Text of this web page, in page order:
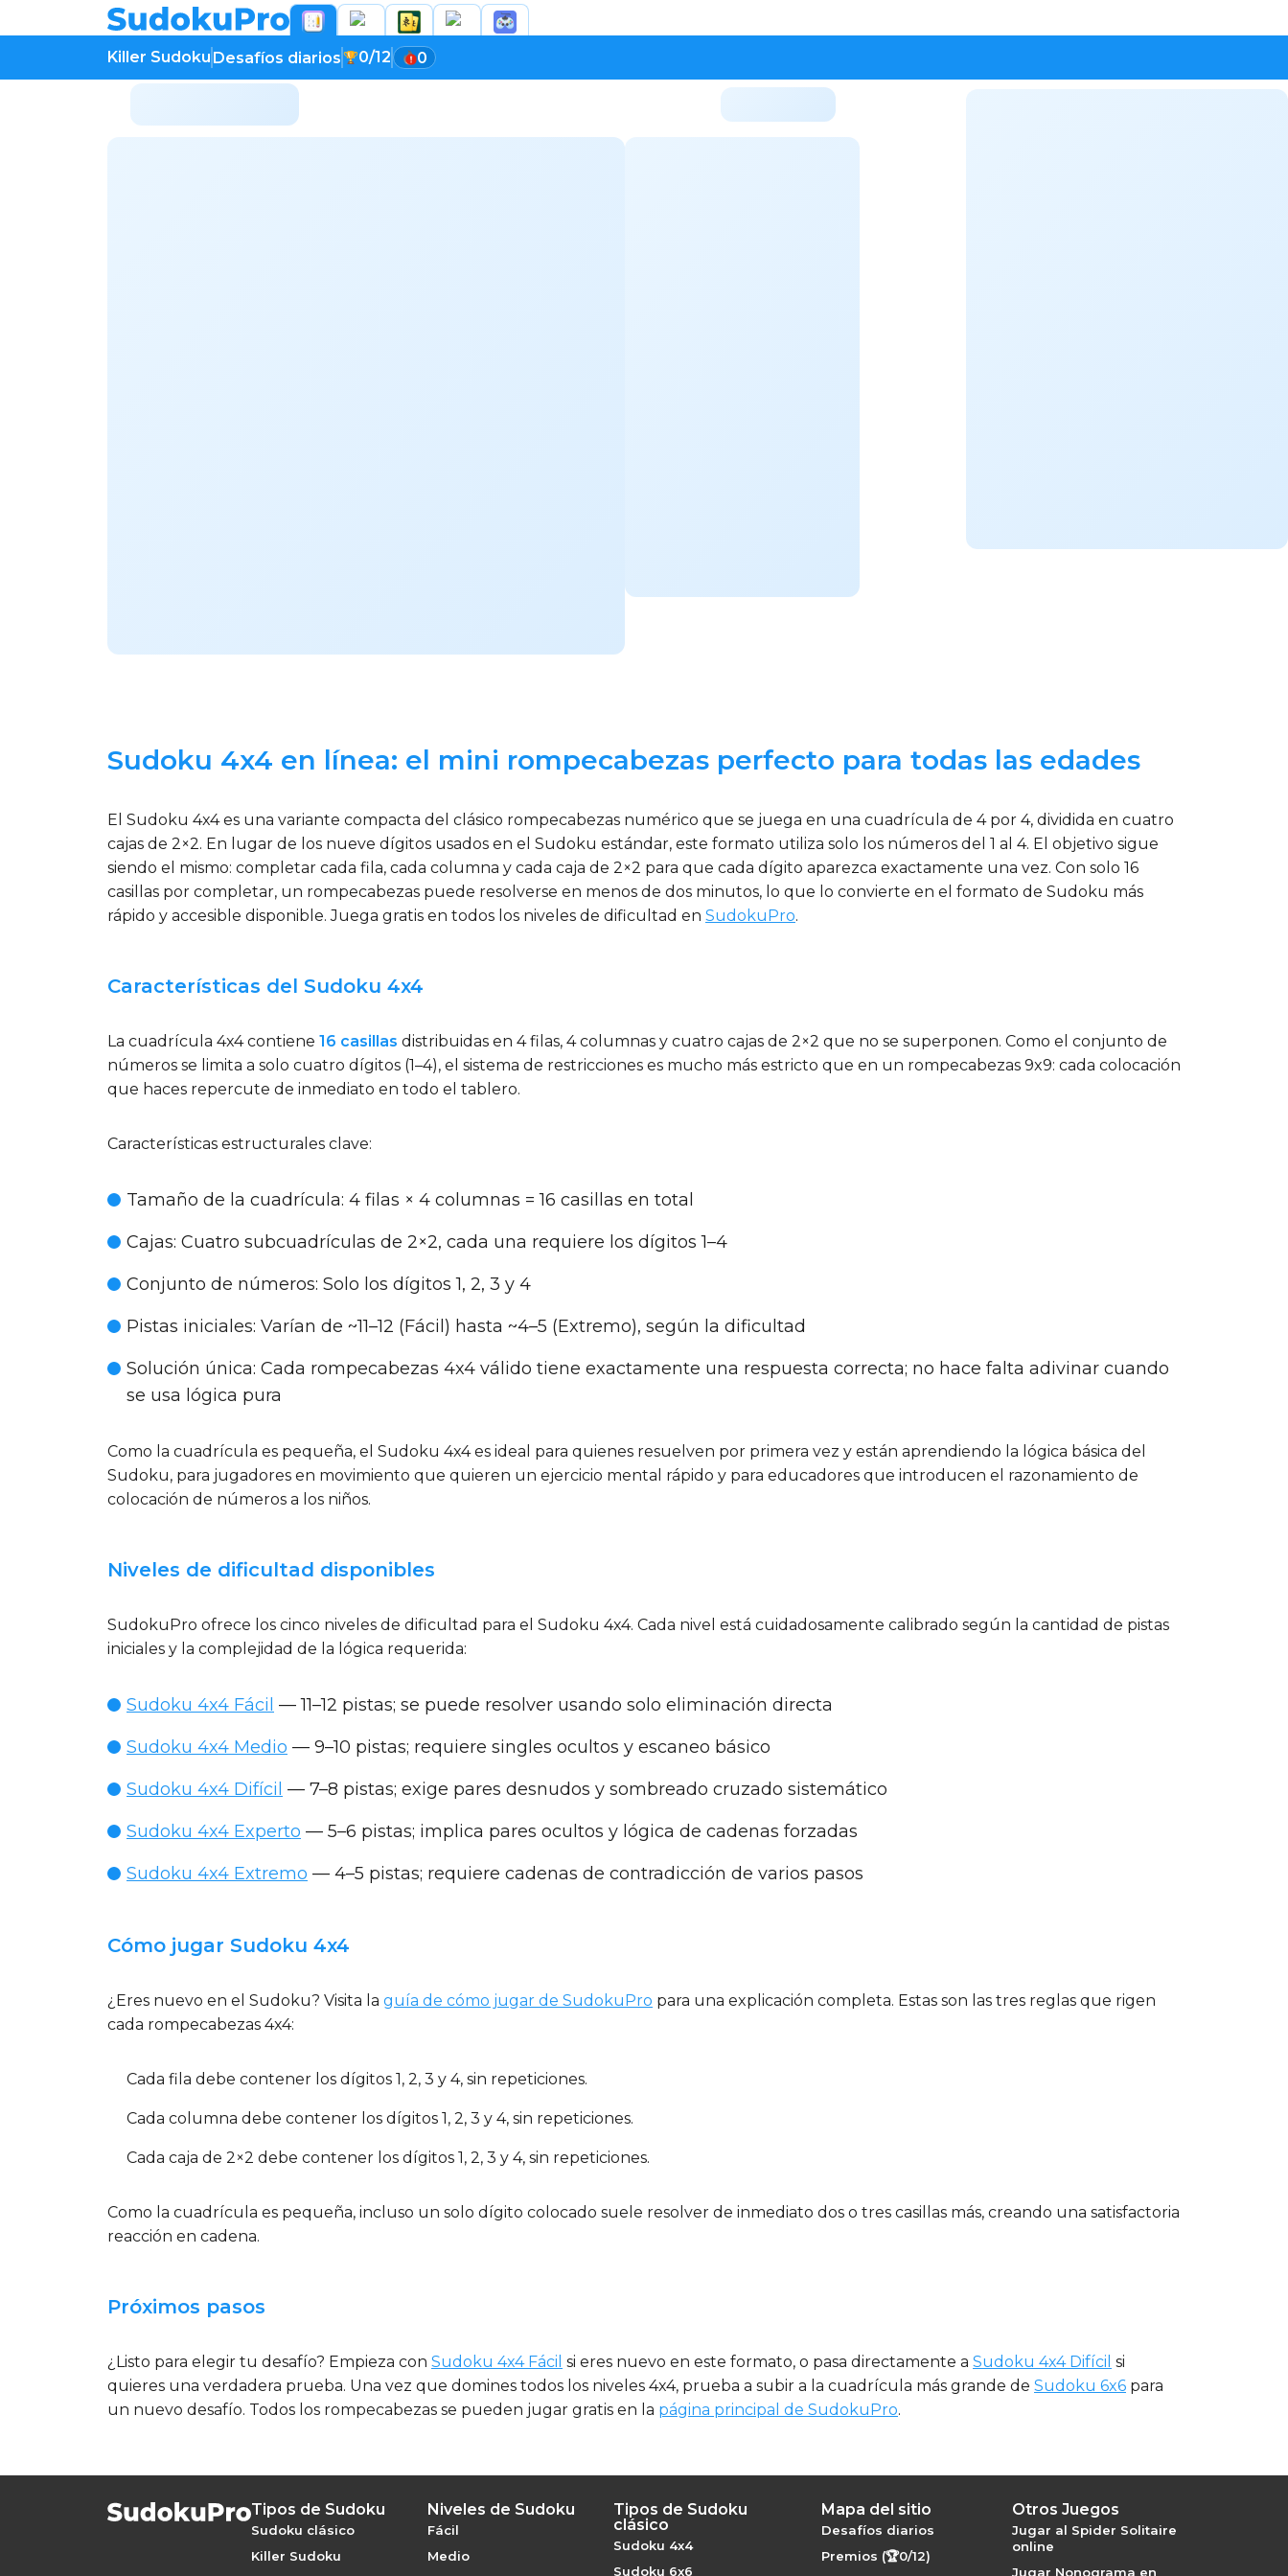
Killer Sudoku Desafíos diarios 0/12 0
Sudoku 4x4 en línea: el mini rompecabezas perfecto para todas las edades
El Sudoku 4x4 es una variante compacta del clásico rompecabezas numérico que se juega en una cuadrícula de 4 por 4, dividida en cuatro
cajas de 2×2. En lugar de los nueve dígitos usados en el Sudoku estándar, este formato utiliza solo los números del 1 al 4. El objetivo sigue
siendo el mismo: completar cada fila, cada columna y cada caja de 2×2 para que cada dígito aparezca exactamente una vez. Con solo 16
casillas por completar, un rompecabezas puede resolverse en menos de dos minutos, lo que lo convierte en el formato de Sudoku más
rápido y accesible disponible. Juega gratis en todos los niveles de dificultad en SudokuPro.
Características del Sudoku 4x4
La cuadrícula 4x4 contiene 16 casillas distribuidas en 4 filas, 4 columnas y cuatro cajas de 2×2 que no se superponen. Como el conjunto de
números se limita a solo cuatro dígitos (1–4), el sistema de restricciones es mucho más estricto que en un rompecabezas 9x9: cada colocación
que haces repercute de inmediato en todo el tablero.
Características estructurales clave:
Tamaño de la cuadrícula: 4 filas × 4 columnas = 16 casillas en total
Cajas: Cuatro subcuadrículas de 2×2, cada una requiere los dígitos 1–4
Conjunto de números: Solo los dígitos 1, 2, 3 y 4
Pistas iniciales: Varían de ~11–12 (Fácil) hasta ~4–5 (Extremo), según la dificultad
Solución única: Cada rompecabezas 4x4 válido tiene exactamente una respuesta correcta; no hace falta adivinar cuando
se usa lógica pura
Como la cuadrícula es pequeña, el Sudoku 4x4 es ideal para quienes resuelven por primera vez y están aprendiendo la lógica básica del
Sudoku, para jugadores en movimiento que quieren un ejercicio mental rápido y para educadores que introducen el razonamiento de
colocación de números a los niños.
Niveles de dificultad disponibles
SudokuPro ofrece los cinco niveles de dificultad para el Sudoku 4x4. Cada nivel está cuidadosamente calibrado según la cantidad de pistas
iniciales y la complejidad de la lógica requerida:
Sudoku 4x4 Fácil — 11–12 pistas; se puede resolver usando solo eliminación directa
Sudoku 4x4 Medio — 9–10 pistas; requiere singles ocultos y escaneo básico
Sudoku 4x4 Difícil — 7–8 pistas; exige pares desnudos y sombreado cruzado sistemático
Sudoku 4x4 Experto — 5–6 pistas; implica pares ocultos y lógica de cadenas forzadas
Sudoku 4x4 Extremo — 4–5 pistas; requiere cadenas de contradicción de varios pasos
Cómo jugar Sudoku 4x4
¿Eres nuevo en el Sudoku? Visita la guía de cómo jugar de SudokuPro para una explicación completa. Estas son las tres reglas que rigen
cada rompecabezas 4x4:
Cada fila debe contener los dígitos 1, 2, 3 y 4, sin repeticiones.
Cada columna debe contener los dígitos 1, 2, 3 y 4, sin repeticiones.
Cada caja de 2×2 debe contener los dígitos 1, 2, 3 y 4, sin repeticiones.
Como la cuadrícula es pequeña, incluso un solo dígito colocado suele resolver de inmediato dos o tres casillas más, creando una satisfactoria
reacción en cadena.
Próximos pasos
¿Listo para elegir tu desafío? Empieza con Sudoku 4x4 Fácil si eres nuevo en este formato, o pasa directamente a Sudoku 4x4 Difícil si
quieres una verdadera prueba. Una vez que domines todos los niveles 4x4, prueba a subir a la cuadrícula más grande de Sudoku 6x6 para
un nuevo desafío. Todos los rompecabezas se pueden jugar gratis en la página principal de SudokuPro.
Tipos de Sudoku
Sudoku clásico
Killer Sudoku
Niveles de Sudoku
Fácil
Medio
Tipos de Sudoku
clásico
Sudoku 4x4
Sudoku 6x6
Mapa del sitio
Desafíos diarios
Premios (🏆0/12)
Otros Juegos
Jugar al Spider Solitaire
online
Jugar Nonograma en